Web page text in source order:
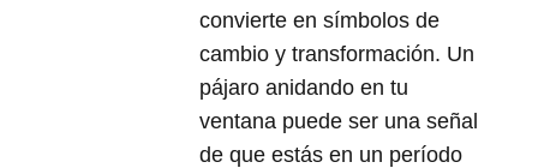
convierte en símbolos de
cambio y transformación. Un
pájaro anidando en tu
ventana puede ser una señal
de que estás en un período